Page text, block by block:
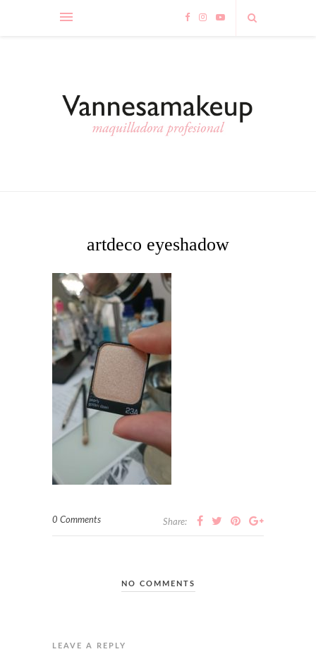
artdeco eyeshadow
0 Comments Share:
NO COMMENTS
LEAVE A REPLY